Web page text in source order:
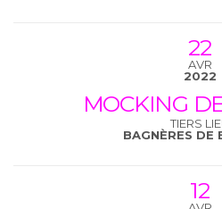
22
AVR
2022
MOCKING
TIERS
BAGNÈRES DE
12